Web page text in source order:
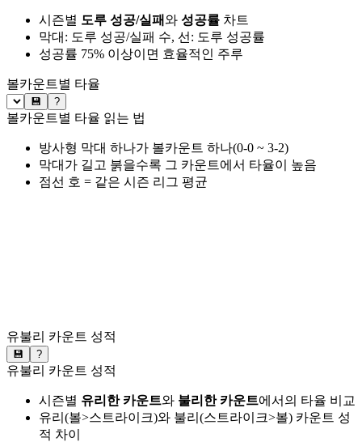
시즌별 도루 성공/실패와 성공률 차트
막대: 도루 성공/실패 수, 선: 도루 성공률
성공률 75% 이상이면 효율적인 주루
볼카운트별 타율
💾 ?
볼카운트별 타율 읽는 법
방사형 막대 하나가 볼카운트 하나(0-0 ~ 3-2)
막대가 길고 붉을수록 그 카운트에서 타율이 높음
점선 호 = 같은 시즌 리그 평균
유불리 카운트 성적
💾 ?
유불리 카운트 성적
시즌별 유리한 카운트와 불리한 카운트에서의 타율 비교
유리(볼>스트라이크)와 불리(스트라이크>볼) 카운트 성
적 차이